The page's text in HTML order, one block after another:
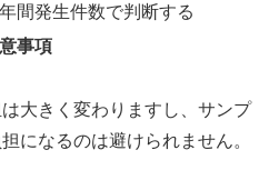
年間発生件数で判断する
事項
大きく変わりますし、サンプ
になるのは避けられません。